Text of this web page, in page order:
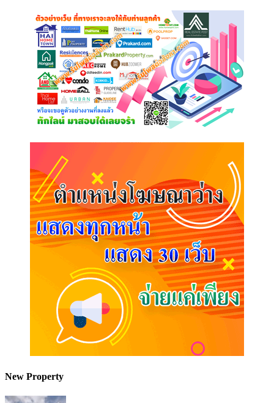
New Property